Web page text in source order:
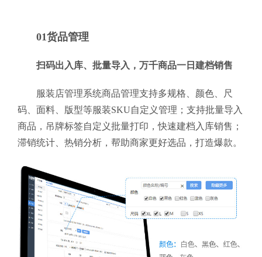
01货品管理
扫码出入库、批量导入，万千商品一日建档销售
服装店管理系统商品管理支持多规格、颜色、尺
码、面料、版型等服装SKU自定义管理；支持批量导入
商品，吊牌标签自定义批量打印，快速建档入库销售；
滞销统计、热销分析，帮助商家更好选品，打造爆款。